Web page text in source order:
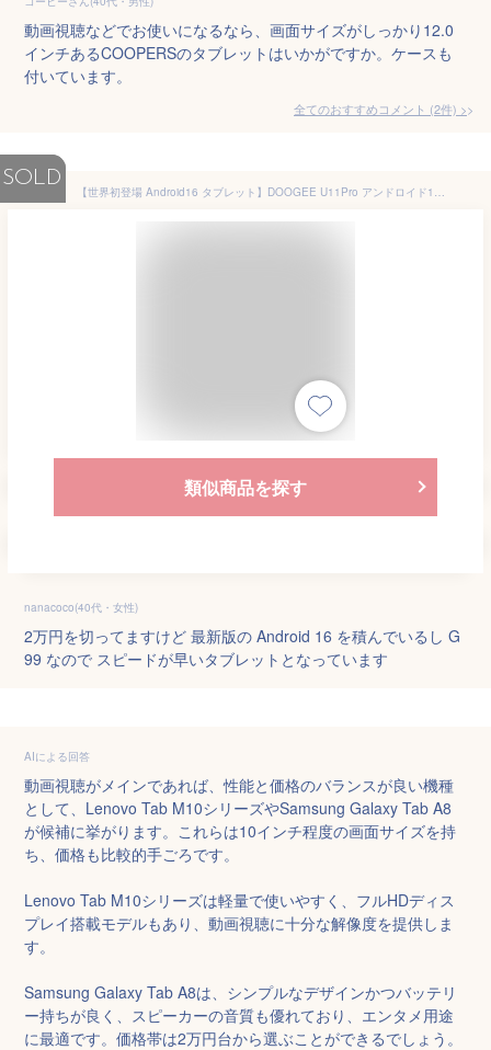
動画視聴などでお使いになるなら、画面サイズがしっかり12.0
インチあるCOOPERSのタブレットはいかがですか。ケースも
付いています。
全てのおすすめコメント (2件) >
SOLD
【世界初登場 Android16 タブレット】DOOGEE U11Pro アンドロイド16 タブレット 11インチ wi-fiモデル Gemini AI 8コア android16 Tablet 90Hz高リフレッシュレート T7200 30GB+256GB+2TB拡張、WiFi+BT+8580mAh+GMS、顔認識、GPS 搭载、Widevine L1対応、金属ボディ
類似商品を探す
nanacoco(40代・女性)
2万円を切ってますけど 最新版の Android 16 を積んでいるし G
99 なので スピードが早いタブレットとなっています
AIによる回答
動画視聴がメインであれば、性能と価格のバランスが良い機種
として、Lenovo Tab M10シリーズやSamsung Galaxy Tab A8
が候補に挙がります。これらは10インチ程度の画面サイズを持
ち、価格も比較的手ごろです。
Lenovo Tab M10シリーズは軽量で使いやすく、フルHDディス
プレイ搭載モデルもあり、動画視聴に十分な解像度を提供しま
す。
Samsung Galaxy Tab A8は、シンプルなデザインかつバッテリ
ー持ちが良く、スピーカーの音質も優れており、エンタメ用途
に最適です。価格帯は2万円台から選ぶことができるでしょう。